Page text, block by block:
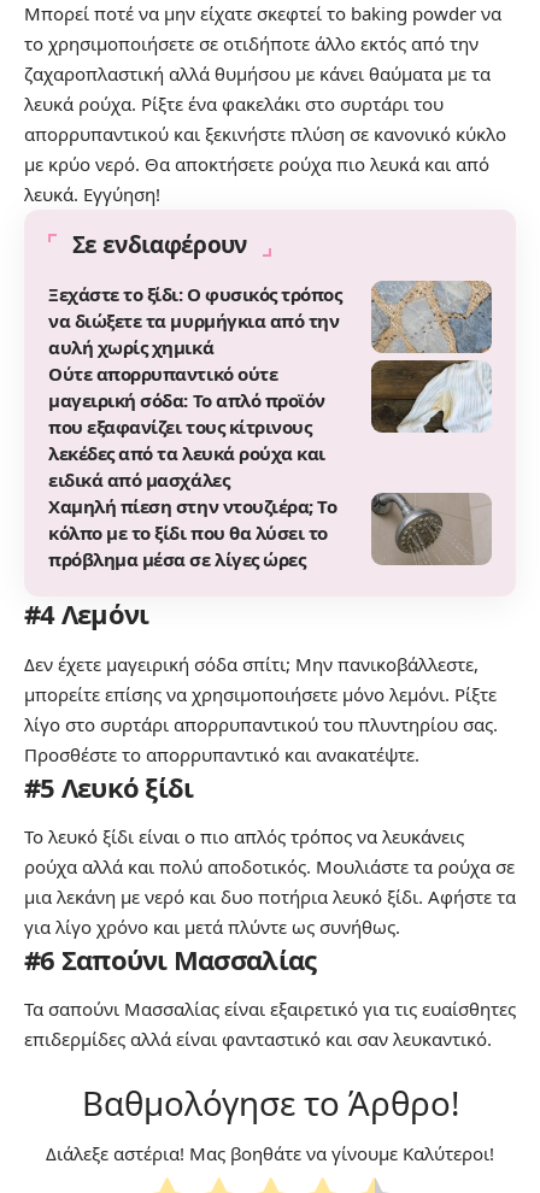
Μπορεί ποτέ να μην είχατε σκεφτεί το baking powder να
το χρησιμοποιήσετε σε οτιδήποτε άλλο εκτός από την
ζαχαροπλαστική αλλά θυμήσου με κάνει θαύματα με τα
λευκά ρούχα. Ρίξτε ένα φακελάκι στο συρτάρι του
απορρυπαντικού και ξεκινήστε πλύση σε κανονικό κύκλο
με κρύο νερό. Θα αποκτήσετε ρούχα πιο λευκά και από
λευκά. Εγγύηση!
Σε ενδιαφέρουν
Ξεχάστε το ξίδι: Ο φυσικός τρόπος
να διώξετε τα μυρμήγκια από την
αυλή χωρίς χημικά
Ούτε απορρυπαντικό ούτε
μαγειρική σόδα: Το απλό προϊόν
που εξαφανίζει τους κίτρινους
λεκέδες από τα λευκά ρούχα και
ειδικά από μασχάλες
Χαμηλή πίεση στην ντουζιέρα; Το
κόλπο με το ξίδι που θα λύσει το
πρόβλημα μέσα σε λίγες ώρες
#4 Λεμόνι
Δεν έχετε μαγειρική σόδα σπίτι; Μην πανικοβάλλεστε,
μπορείτε επίσης να χρησιμοποιήσετε μόνο λεμόνι. Ρίξτε
λίγο στο συρτάρι απορρυπαντικού του πλυντηρίου σας.
Προσθέστε το απορρυπαντικό και ανακατέψτε.
#5 Λευκό ξίδι
Το λευκό ξίδι είναι ο πιο απλός τρόπος να λευκάνεις
ρούχα αλλά και πολύ αποδοτικός. Μουλιάστε τα ρούχα σε
μια λεκάνη με νερό και δυο ποτήρια λευκό ξίδι. Αφήστε τα
για λίγο χρόνο και μετά πλύντε ως συνήθως.
#6 Σαπούνι Μασσαλίας
Τα σαπούνι Μασσαλίας είναι εξαιρετικό για τις ευαίσθητες
επιδερμίδες αλλά είναι φανταστικό και σαν λευκαντικό.
Βαθμολόγησε το Άρθρο!
Διάλεξε αστέρια! Μας βοηθάτε να γίνουμε Καλύτεροι!